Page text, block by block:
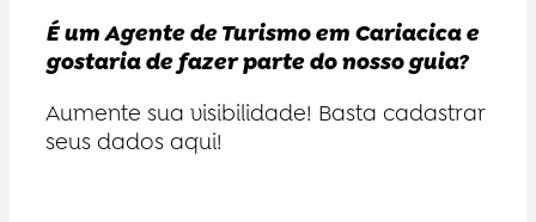
É um Agente de Turismo em Cariacica e
gostaria de fazer parte do nosso guia?
Aumente sua visibilidade! Basta cadastrar
seus dados aqui!